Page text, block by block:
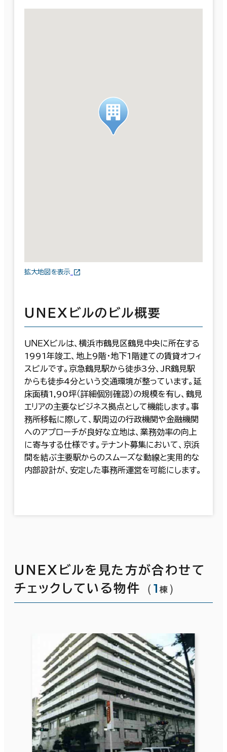
拡大地図を表示
ＵＮＥＸビルのビル概要
ＵＮＥＸビルは、横浜市鶴見区鶴見中央に所在する
1991年竣工、地上9階・地下1階建ての賃貸オフィ
スビルです。京急鶴見駅から徒歩3分、JR鶴見駅
からも徒歩4分という交通環境が整っています。延
床面積1,90坪（詳細個別確認）の規模を有し、鶴見
エリアの主要なビジネス拠点として機能します。事
務所移転に際して、駅周辺の行政機関や金融機関
へのアプローチが良好な立地は、業務効率の向上
に寄与する仕様です。テナント募集において、京浜
間を結ぶ主要駅からのスムーズな動線と実用的な
内部設計が、安定した事務所運営を可能にします。
ＵＮＥＸビルを見た方が合わせて
チェックしている物件
（1 棟 ）